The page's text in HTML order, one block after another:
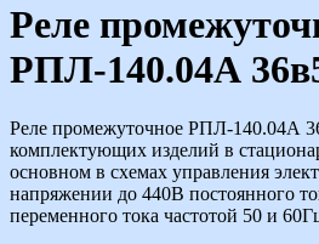
Реле
РПЛ-140.04А
Реле промежуточное РПЛ-140.04А
комплектующих изделий в
основном в схемах управления
напряжении до 440В постоянного
переменного тока частотой 50 и